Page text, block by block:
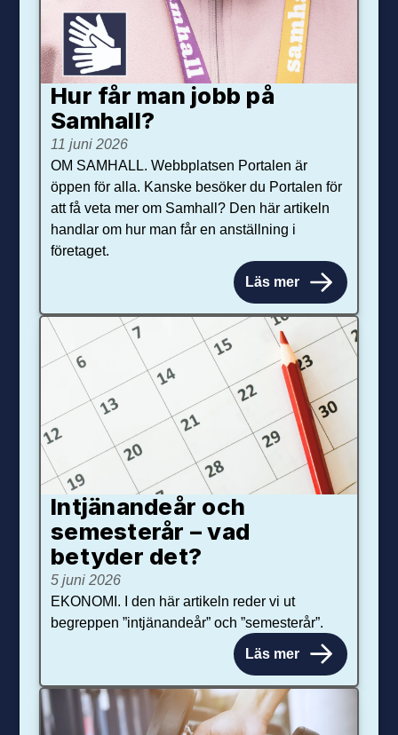
Hur får man jobb på
Samhall?
11 juni 2026
OM SAMHALL. Webbplatsen Portalen är
öppen för alla. Kanske besöker du Portalen för
att få veta mer om Samhall? Den här artikeln
handlar om hur man får en anställning i
företaget.
Läs mer
Intjänandeår och
semesterår – vad
betyder det?
5 juni 2026
EKONOMI. I den här artikeln reder vi ut
begreppen ”intjänandeår” och ”semesterår”.
Läs mer